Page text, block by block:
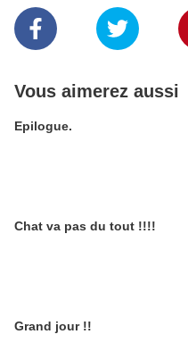
Vous aimerez aussi
Epilogue.
Chat va pas du tout !!!!
Grand jour !!